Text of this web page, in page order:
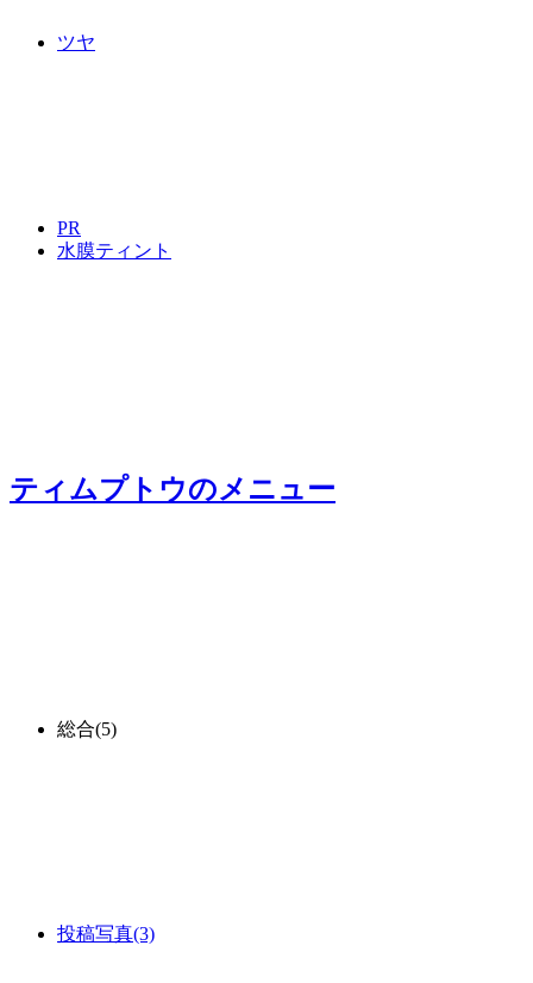
ツヤ
PR
水膜ティント
ティムプトウのメニュー
総合(5)
投稿写真(3)